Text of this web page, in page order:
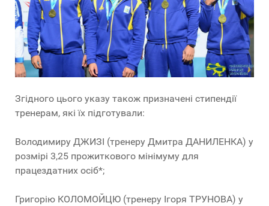
Згідного цього указу також призначені стипендії
тренерам, які їх підготували:
Володимиру ДЖИЗІ (тренеру Дмитра ДАНИЛЕНКА) у
розмірі 3,25 прожиткового мінімуму для
працездатних осіб*;
Григорію КОЛОМОЙЦЮ (тренеру Ігоря ТРУНОВА) у